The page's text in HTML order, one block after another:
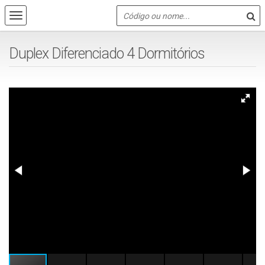
Duplex Diferenciado 4 Dormitórios